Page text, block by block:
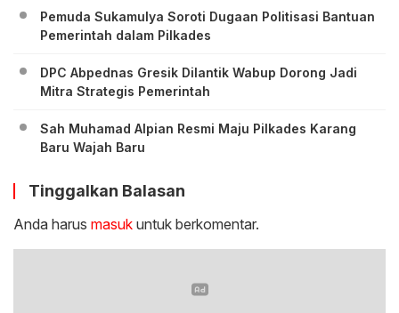
Pemuda Sukamulya Soroti Dugaan Politisasi Bantuan
Pemerintah dalam Pilkades
DPC Abpednas Gresik Dilantik Wabup Dorong Jadi
Mitra Strategis Pemerintah
‎Sah Muhamad Alpian Resmi Maju Pilkades Karang
Baru Wajah Baru
Tinggalkan Balasan
Anda harus masuk untuk berkomentar.